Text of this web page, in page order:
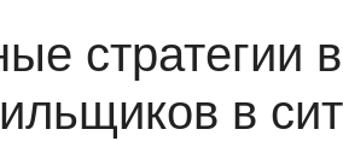
стратегии
в